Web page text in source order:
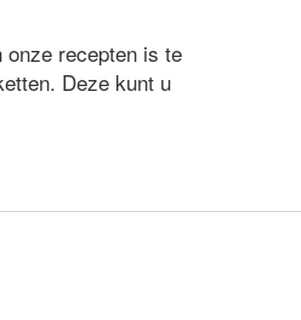
onze recepten is te
Deze kunt u